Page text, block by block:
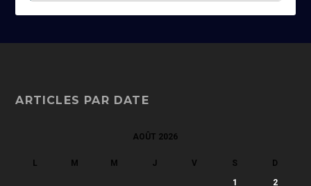
ARTICLES PAR DATE
AOÛT 2026
L M M J V S
D
1
2